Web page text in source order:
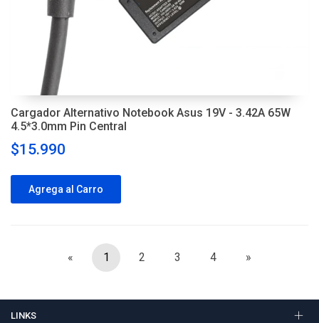
Cargador Alternativo Notebook Asus 19V - 3.42A 65W
4.5*3.0mm Pin Central
$15.990
Agrega al Carro
« 1 2 3 4 »
LINKS